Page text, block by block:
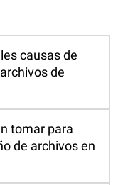
causas de
de
tomar para
de archivos en